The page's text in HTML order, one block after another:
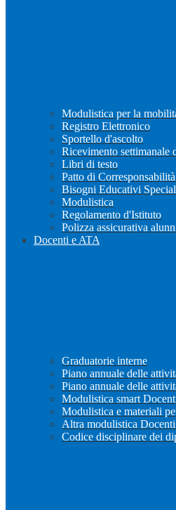
Modulistica per la
Registro Elettronico
Sportello d'ascolto
Ricevimento settimanale
Libri di testo
Patto di
Bisogni Educativi
Modulistica
Regolamento d'Istituto
Polizza assicurativa
Docenti e ATA
Graduatorie interne
Piano annuale delle
Piano annuale delle
Modulistica smart
Modulistica e materiali
Altra modulistica
Codice disciplinare dei